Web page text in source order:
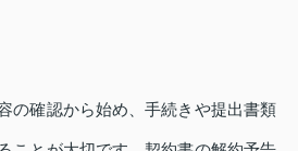
の確認から始め、手続きや提出書類